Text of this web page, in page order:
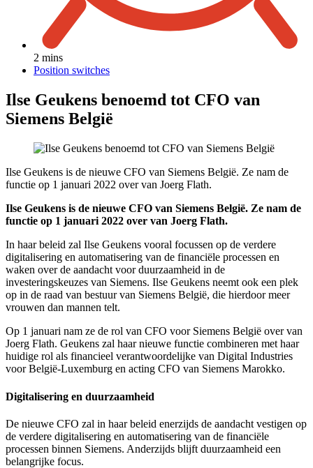
2 mins
Position switches
Ilse Geukens benoemd tot CFO van
Siemens België
Ilse Geukens is de nieuwe CFO van Siemens België. Ze nam de
functie op 1 januari 2022 over van Joerg Flath.
Ilse Geukens is de nieuwe CFO van Siemens België. Ze nam de
functie op 1 januari 2022 over van Joerg Flath.
In haar beleid zal Ilse Geukens vooral focussen op de verdere
digitalisering en automatisering van de financiële processen en
waken over de aandacht voor duurzaamheid in de
investeringskeuzes van Siemens. Ilse Geukens neemt ook een plek
op in de raad van bestuur van Siemens België, die hierdoor meer
vrouwen dan mannen telt.
Op 1 januari nam ze de rol van CFO voor Siemens België over van
Joerg Flath. Geukens zal haar nieuwe functie combineren met haar
huidige rol als financieel verantwoordelijke van Digital Industries
voor België-Luxemburg en acting CFO van Siemens Marokko.
Digitalisering en duurzaamheid
De nieuwe CFO zal in haar beleid enerzijds de aandacht vestigen op
de verdere digitalisering en automatisering van de financiële
processen binnen Siemens. Anderzijds blijft duurzaamheid een
belangrijke focus.